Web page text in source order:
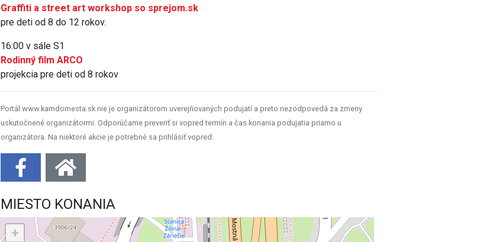
Graffiti a street art workshop so sprejom.sk
pre deti od 8 do 12 rokov.
16:00 v sále S1
Rodinný film ARCO
projekcia pre deti od 8 rokov
Portál www.kamdomesta.sk nie je organizátorom uverejňovaných podujatí a preto nezodpovedá za zmeny
uskutočnené organizátormi. Odporúčame preveriť si vopred termín a čas konania podujatia priamo u
organizátora. Na niektoré akcie je potrebné sa prihlásiť vopred.
MIESTO KONANIA
+